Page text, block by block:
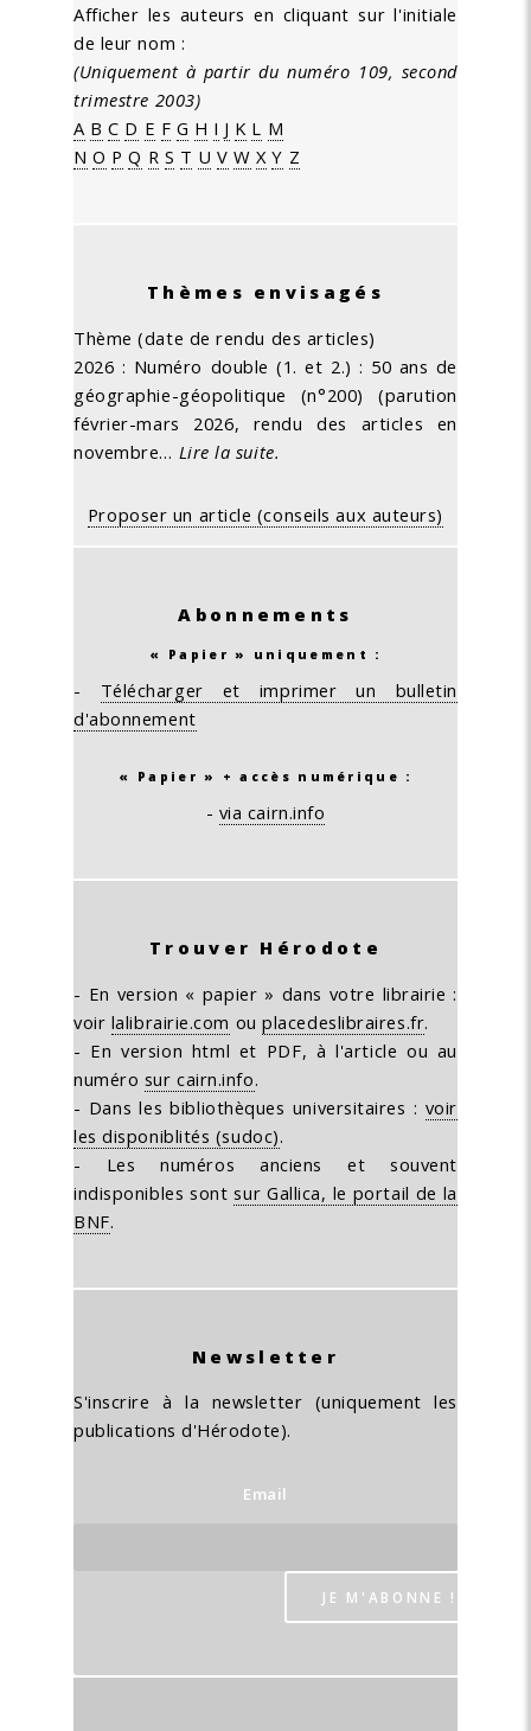
Afficher les auteurs en cliquant sur l'initiale
de leur nom :
(Uniquement à partir du numéro 109, second
trimestre 2003)
A B C D E F G H I J K L M
N O P Q R S T U V W X Y Z
Thèmes envisagés
Thème (date de rendu des articles)
2026 : Numéro double (1. et 2.) : 50 ans de
géographie-géopolitique (n°200) (parution
février-mars 2026, rendu des articles en
novembre… Lire la suite.
Proposer un article (conseils aux auteurs)
Abonnements
« Papier » uniquement :
- Télécharger et imprimer un bulletin
d'abonnement
« Papier » + accès numérique :
- via cairn.info
Trouver Hérodote
- En version « papier » dans votre librairie :
voir lalibrairie.com ouplacedeslibraires.fr.
- En version html et PDF, à l'article ou au
numéro sur cairn.info.
- Dans les bibliothèques universitaires : voir
les disponiblités (sudoc).
- Les numéros anciens et souvent
indisponibles sontsur Gallica, le portail de la
BNF.
Newsletter
S'inscrire à la newsletter (uniquement les
publications d'Hérodote).
Email